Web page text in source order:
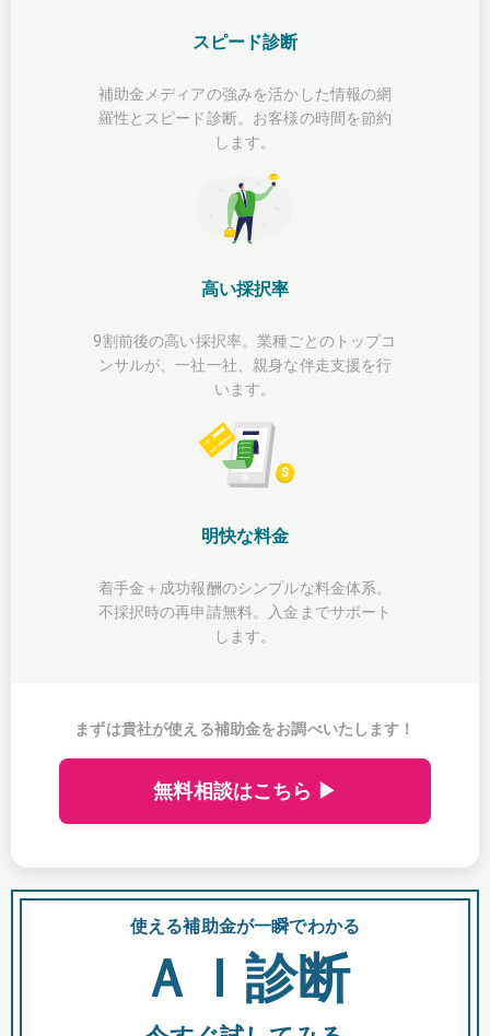
スピード診断
補助金メディアの強みを活かした情報の網
羅性とスピード診断。お客様の時間を節約
します。
高い採択率
9割前後の高い採択率。業種ごとのトップコ
ンサルが、一社一社、親身な伴走支援を行
います。
明快な料金
着手金＋成功報酬のシンプルな料金体系。
不採択時の再申請無料。入金までサポート
します。
まずは貴社が使える補助金をお調べいたします！
無料相談はこちら ▶
使える補助金が一瞬でわかる
ＡＩ診断